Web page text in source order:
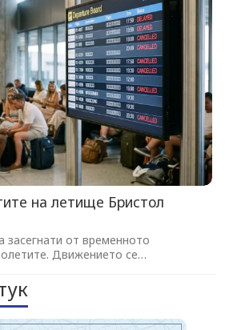
на летище Бристол
засегнати от временното
Движението се